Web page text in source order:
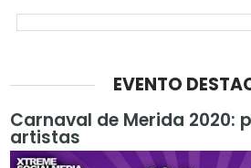
EVENTO
Carnaval de Merida 2020:
artistas